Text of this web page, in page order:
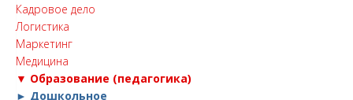
Кадровое дело
Логистика
Маркетинг
Медицина
▼ Образование (педагогика)
► Дошкольное